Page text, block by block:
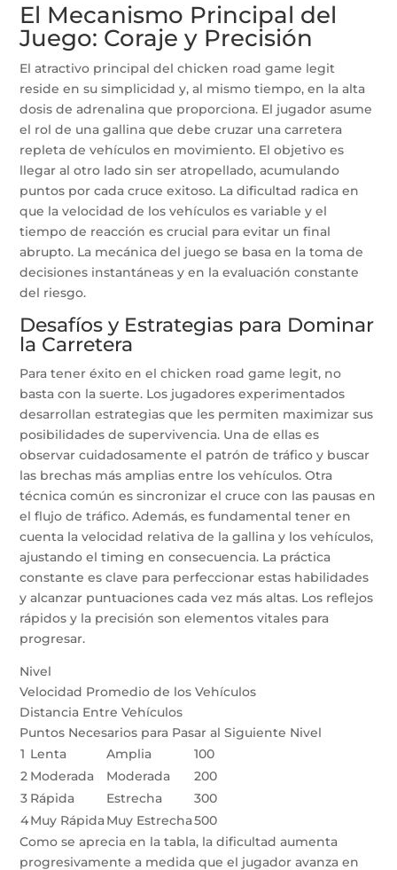
El Mecanismo Principal del
Juego: Coraje y Precisión
El atractivo principal del chicken road game legit
reside en su simplicidad y, al mismo tiempo, en la alta
dosis de adrenalina que proporciona. El jugador asume
el rol de una gallina que debe cruzar una carretera
repleta de vehículos en movimiento. El objetivo es
llegar al otro lado sin ser atropellado, acumulando
puntos por cada cruce exitoso. La dificultad radica en
que la velocidad de los vehículos es variable y el
tiempo de reacción es crucial para evitar un final
abrupto. La mecánica del juego se basa en la toma de
decisiones instantáneas y en la evaluación constante
del riesgo.
Desafíos y Estrategias para Dominar
la Carretera
Para tener éxito en el chicken road game legit, no
basta con la suerte. Los jugadores experimentados
desarrollan estrategias que les permiten maximizar sus
posibilidades de supervivencia. Una de ellas es
observar cuidadosamente el patrón de tráfico y buscar
las brechas más amplias entre los vehículos. Otra
técnica común es sincronizar el cruce con las pausas en
el flujo de tráfico. Además, es fundamental tener en
cuenta la velocidad relativa de la gallina y los vehículos,
ajustando el timing en consecuencia. La práctica
constante es clave para perfeccionar estas habilidades
y alcanzar puntuaciones cada vez más altas. Los reflejos
rápidos y la precisión son elementos vitales para
progresar.
Nivel
Velocidad Promedio de los Vehículos
Distancia Entre Vehículos
Puntos Necesarios para Pasar al Siguiente Nivel
1 Lenta Amplia
100
2 Moderada Moderada
200
3 Rápida Estrecha
300
4Muy RápidaMuy Estrecha500
Como se aprecia en la tabla, la dificultad aumenta
progresivamente a medida que el jugador avanza en